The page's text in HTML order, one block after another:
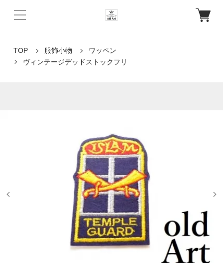
TOP 服飾小物
ワッペン
ヴィンテージデッドストックフリ